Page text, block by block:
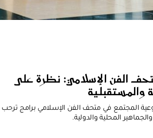
الفن الإسلامي: نظرة على
والمستقبلية
المجتمع في متحف الفن الإسلامي برامج ترحب
المحلية والدولية.